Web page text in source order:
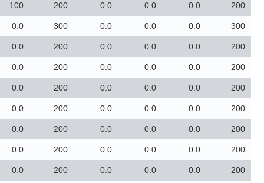
100 200 0.0 0.0 0.0 200
0.0 300 0.0 0.0 0.0 300
0.0 200 0.0 0.0 0.0 200
0.0 200 0.0 0.0 0.0 200
0.0 200 0.0 0.0 0.0 200
0.0 200 0.0 0.0 0.0 200
0.0 200 0.0 0.0 0.0 200
0.0 200 0.0 0.0 0.0 200
0.0 200 0.0 0.0 0.0 200